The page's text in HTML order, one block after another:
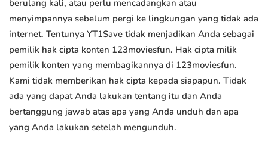
berulang kali, atau perlu mencadangkan atau
menyimpannya sebelum pergi ke lingkungan yang tidak ada
internet. Tentunya YT1Save tidak menjadikan Anda sebagai
pemilik hak cipta konten 123moviesfun. Hak cipta milik
pemilik konten yang membagikannya di 123moviesfun.
Kami tidak memberikan hak cipta kepada siapapun. Tidak
ada yang dapat Anda lakukan tentang itu dan Anda
bertanggung jawab atas apa yang Anda unduh dan apa
yang Anda lakukan setelah mengunduh.